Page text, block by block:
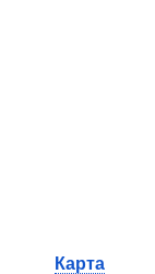
Карта